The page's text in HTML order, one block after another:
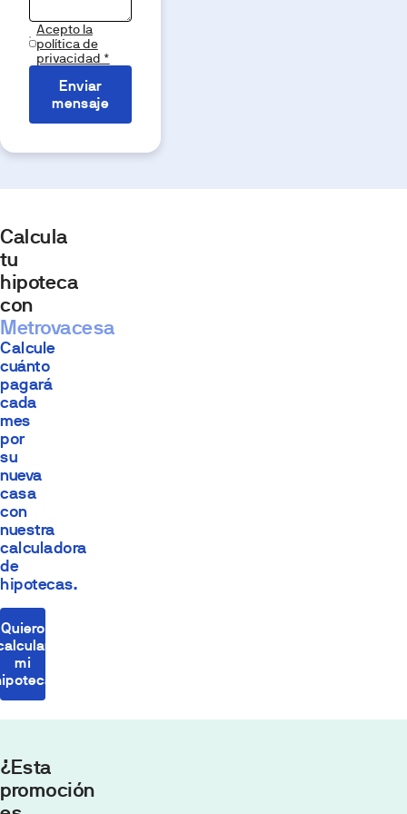
Acepto la
política de
privacidad *
Enviar
mensaje
Calcula
tu
hipoteca
con
Metrovacesa
Calcule
cuánto
pagará
cada
mes
por
su
nueva
casa
con
nuestra
calculadora
de
hipotecas.
Quiero
mi
¿Esta
promoción